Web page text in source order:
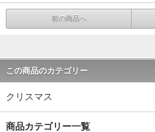
前の商品へ
この商品のカテゴリー
クリスマス
商品カテゴリー一覧